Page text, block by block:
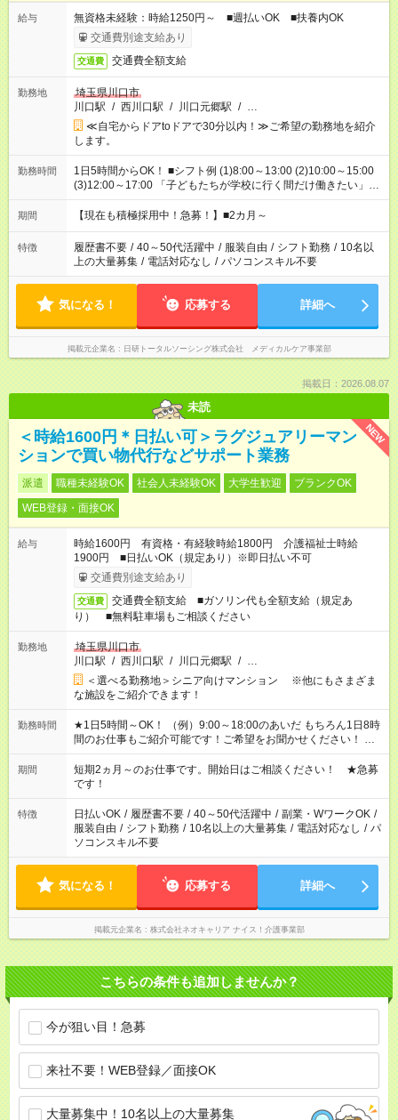
給与
無資格未経験：時給1250円～ ■週払いOK ■扶養内OK
交通費別途支給あり
交通費 交通費全額支給
勤務地
埼玉県川口市
川口駅 / 西川口駅 / 川口元郷駅 / …
≪自宅からドアtoドアで30分以内！≫ご希望の勤務地を紹介
します。
勤務時間
1日5時間からOK！ ■シフト例 (1)8:00～13:00 (2)10:00～15:00
(3)12:00～17:00 「子どもたちが学校に行く間だけ働きたい」
「余裕を持って夕飯の準備がしたい」 「午前中は働いて、午後
はプライベートの時間にしたい」 など、ご希望を教えてくださ
間と、もう1つのお仕事の勤務時間。 合計で週40時間を超える
場合は応募できません。
期間 【現在も積極採用中！急募！】■2カ月～
特徴 履歴書不要 / 40～50代活躍中 / 服装自由 / シフト勤務 / 10名以
上の大量募集 / 電話対応なし / パソコンスキル不要
気になる！ 応募する 詳細へ
掲載元企業名 日研トータルソーシング株式会社 メディカルケア事業部
掲載日：2026.08.07
未読
NEW
＜時給1600円＊日払い可＞ラグジュアリーマン
ションで買い物代行などサポート業務
派遣 職種未経験OK 社会人未経験OK 大学生歓迎
ブランクOK
WEB登録・面接OK
給与
時給1600円 有資格・有経験時給1800円 介護福祉士時給
1900円 ■日払いOK（規定あり）※即日払い不可
交通費別途支給あり
交通費
交通費全額支給 ■ガソリン代も全額支給（規定あ
り） ■無料駐車場もご相談ください
勤務地
埼玉県川口市
川口駅 / 西川口駅 / 川口元郷駅 / …
＜選べる勤務地＞シニア向けマンション ※他にもさまざま
な施設をご紹介できます！
勤務時間
★1日5時間～OK！ （例）9:00～18:00のあいだ もちろん1日8時
間のお仕事もご紹介可能です！ご希望をお聞かせください！ ★
家庭の都合でお休みが必要な場合も遠慮なくご相談ください。
※週最低15時間以上の勤務が必要です
期間
短期2ヵ月～のお仕事です。開始日はご相談ください！ ★急募
です！
特徴 日払いOK / 履歴書不要 / 40～50代活躍中 / 副業・WワークOK /
服装自由 / シフト勤務 / 10名以上の大量募集 / 電話対応なし / パ
ソコンスキル不要
気になる！ 応募する 詳細へ
掲載元企業名 株式会社ネオキャリア ナイス！介護事業部
こちらの条件も追加しませんか？
今が狙い目！急募
来社不要！WEB登録／面接OK
大量募集中！10名以上の大量募集